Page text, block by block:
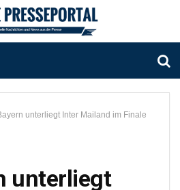
unterliegt Inter Mailand im Finale
unterliegt